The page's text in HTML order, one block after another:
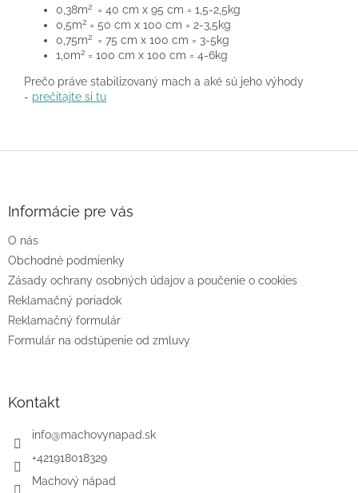
0,38m2 = 40 cm x 95 cm = 1,5-2,5kg
0,5m2 = 50 cm x 100 cm = 2-3,5kg
0,75m2 = 75 cm x 100 cm = 3-5kg
1,0m2 = 100 cm x 100 cm = 4-6kg
Prečo práve stabilizovaný mach a aké sú jeho výhody
- prečítajte si tu
e
Informácie pre vás
O nás
Obchodné podmienky
Zásady ochrany osobných údajov a poučenie o cookies
Reklamačný poriadok
Reklamačný formulár
Formulár na odstúpenie od zmluvy
Kontakt
info@machovynapad.sk
+421918018329
Machový nápad